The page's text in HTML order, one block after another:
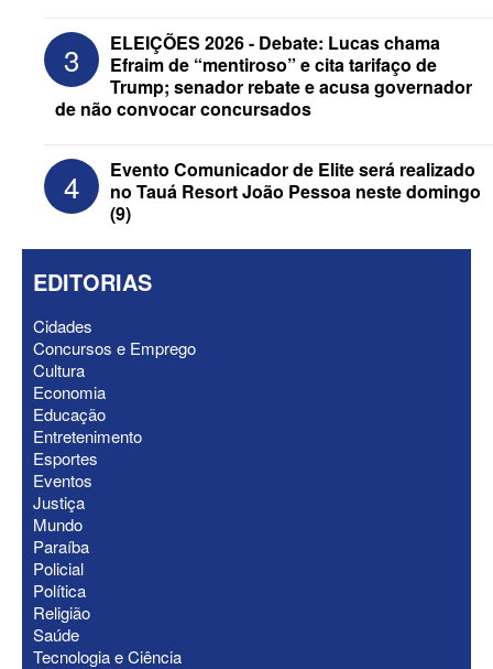
“Motta” e “Wanderley” dos nomes de
urna de Hugo e Nabor
ELEIÇÕES 2026 - Gervásio “dá o troco”
em Matheus Bezerra e tira prefeito da
base de Maria Porto
3
ELEIÇÕES 2026 - Debate: Lucas chama
Efraim de “mentiroso” e cita tarifaço de
Trump; senador rebate e acusa governador
de não convocar concursados
4
Evento Comunicador de Elite será realizado
no Tauá Resort João Pessoa neste domingo
(9)
EDITORIAS
Cidades
Concursos e Emprego
Cultura
Economia
Educação
Entretenimento
Esportes
Eventos
Justiça
Mundo
Paraíba
Policial
Política
Religião
Saúde
Tecnologia e Ciência